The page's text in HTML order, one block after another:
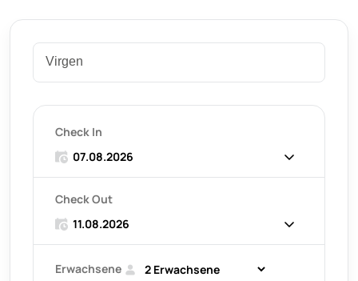
Check In
Check Out
Erwachsene